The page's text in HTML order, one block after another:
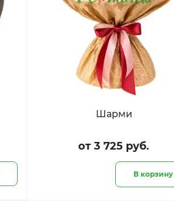
Шарми
от 3 725 руб.
В корзину